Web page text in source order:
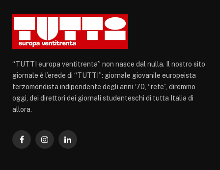
“TUTTI europa ventitrenta” non nasce dal nulla. Il nostro sito
giornale è l’erede di “TUTTI”: giornale giovanile europeista
terzomondista indipendente degli anni ‘70, “rete”, diremmo
oggi, dei direttori dei giornali studenteschi di tutta Italia di
allora.
FacebookInstagramLinkedIn